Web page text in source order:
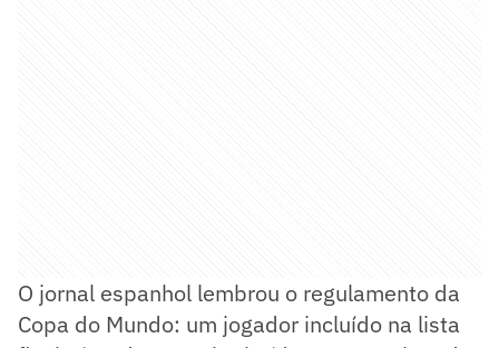
O jornal espanhol lembrou o regulamento da
Copa do Mundo: um jogador incluído na lista